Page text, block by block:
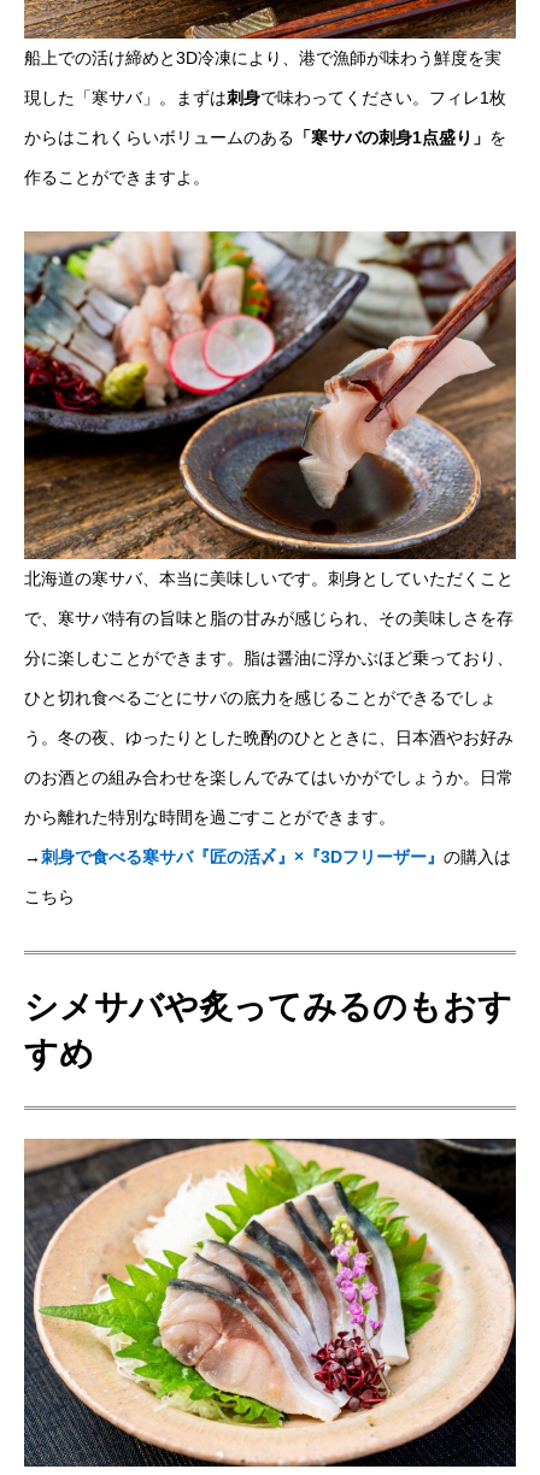
船上での活け締めと3D冷凍により、港で漁師が味わう鮮度を実
現した「寒サバ」。まずは刺身で味わってください。フィレ1枚
からはこれくらいボリュームのある 「寒サバの刺身1点盛り」 を
作ることができますよ。
北海道の寒サバ、本当に美味しいです。刺身としていただくこと
で、寒サバ特有の旨味と脂の甘みが感じられ、その美味しさを存
分に楽しむことができます。脂は醤油に浮かぶほど乗っており、
ひと切れ食べるごとにサバの底力を感じることができるでしょ
う。冬の夜、ゆったりとした晩酌のひとときに、日本酒やお好み
のお酒との組み合わせを楽しんでみてはいかがでしょうか。日常
から離れた特別な時間を過ごすことができます。
→刺身で食べる寒サバ『匠の活〆』×『3Dフリーザー』 の購入は
こちら
シメサバや炙ってみるのもおす
すめ